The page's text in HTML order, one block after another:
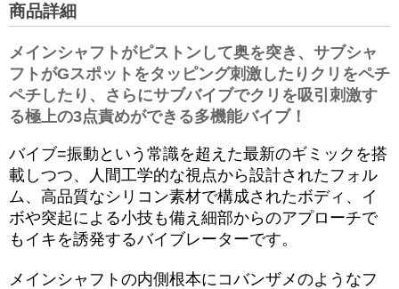
商品詳細
メインシャフトがピストンして奥を突き、サブシャ
フトがGスポットをタッピング刺激したりクリをペチ
ペチしたり、さらにサブバイブでクリを吸引刺激す
る極上の3点責めができる多機能バイブ！
バイブ=振動という常識を超えた最新のギミックを搭
載しつつ、人間工学的な視点から設計されたフォル
ム、高品質なシリコン素材で構成されたボディ、イ
ボや突起による小技も備え細部からのアプローチで
もイキを誘発するバイブレーターです。
メインシャフトの内側根本にコバンザメのようなフ